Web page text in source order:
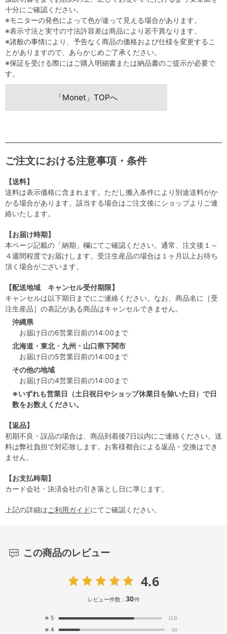
十分にご確認ください。
※モニターの発色によって色が違って見える場合があります。
※表示寸法と実寸の寸法許容差は商品により若干異なります。
※諸般の事情により、予告なく商品の価格および仕様を変更するこ
とがありますので、あらかじめご了承ください。
※保証を受ける際にはご購入明細書または納品書のご提示が必要で
す。
「Monet」TOPへ
ご注文における注意事項・条件
【送料】
送料は表示価格に含まれます。ただし搬入条件により別途送料がか
かる場合があります。該当する場合はご注文後にショップよりご連
絡いたします。
【お届け時期】
本ページ記載の「納期」欄にてご確認ください。通常、注文後１～
４週間程度でお届けします。受注生産品の場合は１ヶ月以上お待ち
頂く場合がございます。
【配送地域 キャンセル受付期限】
キャンセルは以下期日までにご連絡ください。なお、商品名に［受
注生産品］の表記がある商品はキャンセルできません。
沖縄県
お届け日の6営業日前の14:00まで
北海道・東北・九州・山口県下関市
お届け日の5営業日前の14:00まで
その他の地域
お届け日の4営業日前の14:00まで
※いずれも営業日（土日祝日やショップ休業日を除いた日）で日
数をお数えください。
【返品】
初期不良・誤品の場合は、商品到着後7日以内にご連絡ください。送
料は弊社負担で対応致します。お客様都合による返品・交換はでき
ません。
【お支払時期】
カード会社・決済会社の引き落とし日に準じます。
上記の詳細はご利用ガイドにてご確認ください。
この商品のレビュー
4.6
レビュー件数：30件
★ 5 (22)
★ 4 (6)